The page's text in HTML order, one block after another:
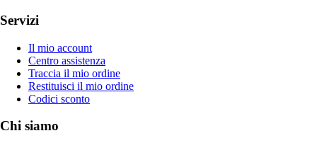
Servizi
Il mio account
Centro assistenza
Traccia il mio ordine
Restituisci il mio ordine
Codici sconto
Chi siamo